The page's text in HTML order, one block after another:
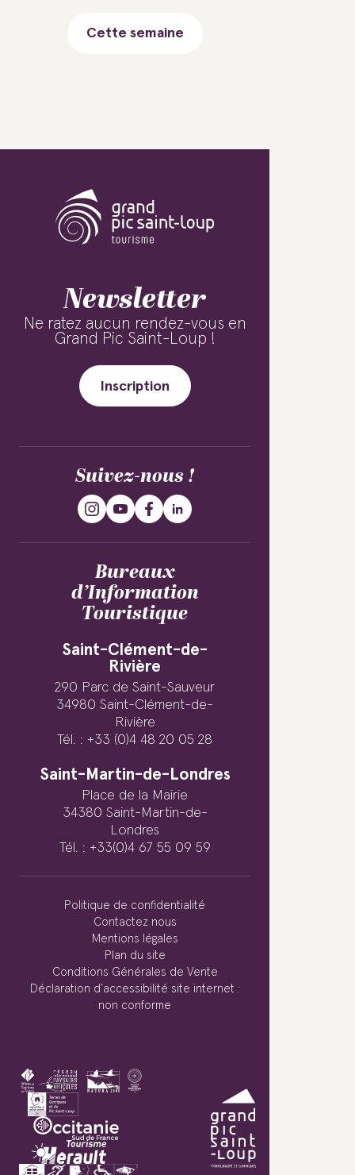
Cette semaine
Newsletter
Ne ratez aucun rendez-vous en
Grand Pic Saint-Loup !
Inscription
Suivez-nous !
Bureaux
d’Information
Touristique
Saint-Clément-de-
Rivière
290 Parc de Saint-Sauveur
34980 Saint-Clément-de-
Rivière
Tél. : +33 (0)4 48 20 05 28
Saint-Martin-de-Londres
Place de la Mairie
34380 Saint-Martin-de-
Londres
Tél. : +33(0)4 67 55 09 59
Politique de confidentialité
Contactez nous
Mentions légales
Plan du site
Conditions Générales de Vente
Déclaration d’accessibilité site internet :
non conforme